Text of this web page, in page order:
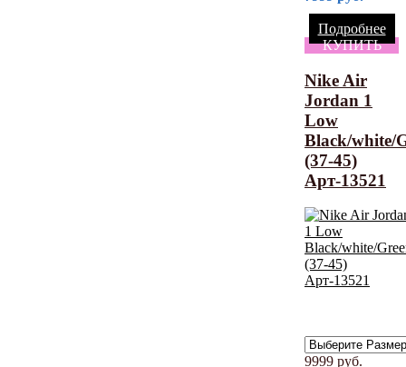
Подробнее
КУПИТЬ
Nike Air
Jordan 1
Low
Black/white/
(37-45)
Арт-13521
9999 руб.